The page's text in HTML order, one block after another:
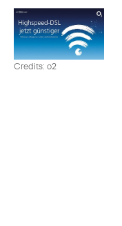
Credits: o2